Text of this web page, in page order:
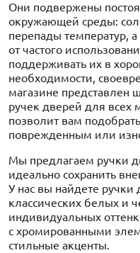
Они подвержены
окружающей среды:
перепады температур,
от частого
поддерживать их в
необходимости,
магазине
ручек дверей для всех
позволит вам
поврежденным или
Мы предлагаем ручки
идеально сохранить
У нас вы найдете ручки
классических белых и
индивидуальных
с хромированными
стильные акценты.